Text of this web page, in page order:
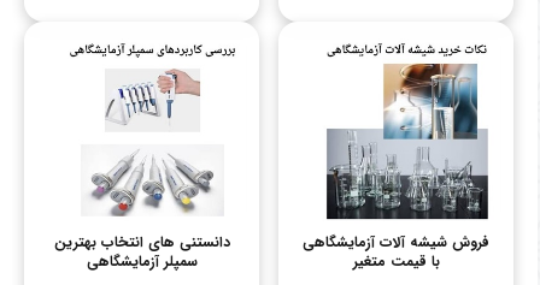
فروش شیشه آلات آزمایشگاهی
با قیمت متغیر
دانستنی های انتخاب بهترین
سمپلر آزمایشگاهی